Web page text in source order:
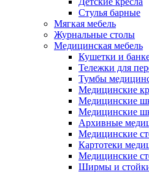
Стулья барные
Мягкая мебель
Журнальные столы
Медицинская мебель
Кушетки и
Тележки для
Тумбы
Медицинские
Медицинские
Медицинские
Архивные
Медицинские
Картотеки
Медицинские
Ширмы и